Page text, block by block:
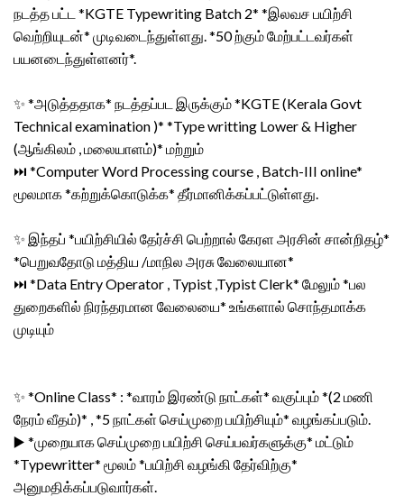
நடத்த பட்ட *KGTE Typewriting Batch 2* *இலவச பயிற்சி
வெற்றியுடன்* முடிவடைந்துள்ளது. *50 ற்கும் மேற்பட்டவர்கள்
பயனடைந்துள்ளனர்*.
✨ *அடுத்ததாக* நடத்தப்பட இருக்கும் *KGTE (Kerala Govt
Technical examination )* *Type writting Lower & Higher
(ஆங்கிலம் , மலையாளம்)* மற்றும்
⏭️ *Computer Word Processing course , Batch-III online*
மூலமாக *கற்றுக்கொடுக்க* தீர்மானிக்கப்பட்டுள்ளது.
✨ இந்தப் *பயிற்சியில் தேர்ச்சி பெற்றால் கேரள அரசின் சான்றிதழ்*
*பெறுவதோடு மத்திய /மாநில அரசு வேலையான*
⏭️ *Data Entry Operator , Typist ,Typist Clerk* மேலும் *பல
துறைகளில் நிரந்தரமான வேலையை* உங்களால் சொந்தமாக்க
முடியும்
✨ *Online Class* : *வாரம் இரண்டு நாட்கள்* வகுப்பும் *(2 மணி
நேரம் வீதம்)* , *5 நாட்கள் செய்முறை பயிற்சியும்* வழங்கப்படும்.
▶️ *முறையாக செய்முறை பயிற்சி செய்பவர்களுக்கு* மட்டும்
*Typewritter* மூலம் *பயிற்சி வழங்கி தேர்விற்கு*
அனுமதிக்கப்படுவார்கள்.